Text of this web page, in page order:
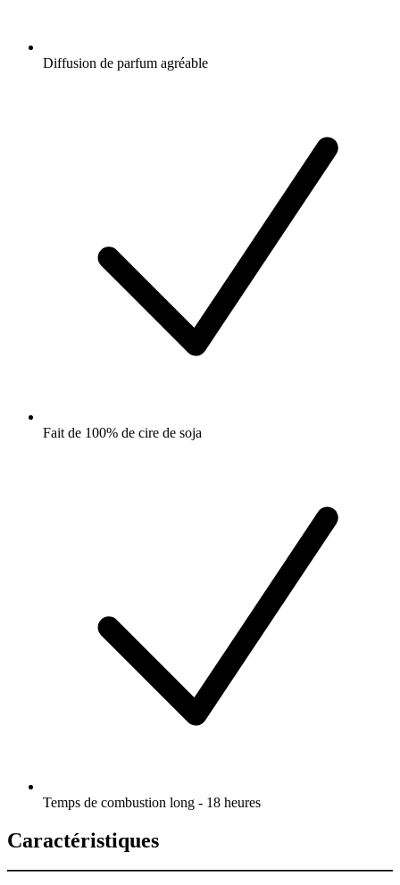
Diffusion de parfum agréable
Fait de 100% de cire de soja
Temps de combustion long - 18 heures
Caractéristiques